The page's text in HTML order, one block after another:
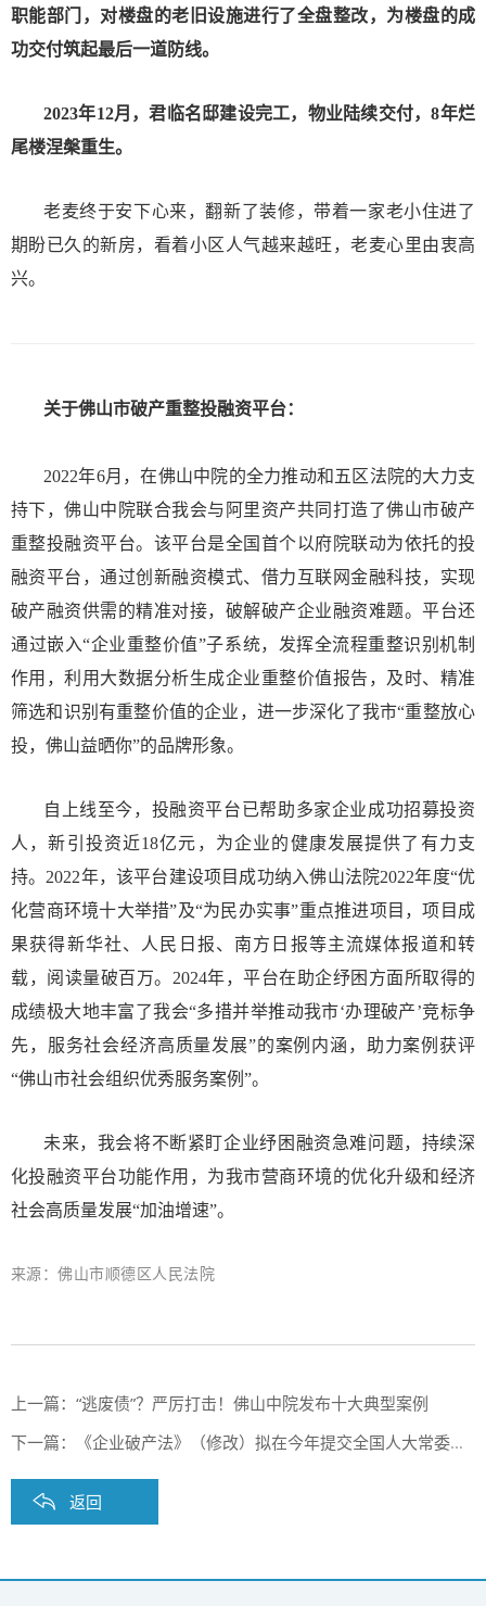
职能部门，对楼盘的老旧设施进行了全盘整改，为楼盘的成
功交付筑起最后一道防线。
2023年12月，君临名邸建设完工，物业陆续交付，8年烂
尾楼涅槃重生。
老麦终于安下心来，翻新了装修，带着一家老小住进了
期盼已久的新房，看着小区人气越来越旺，老麦心里由衷高
兴。
关于佛山市破产重整投融资平台：
2022年6月，在佛山中院的全力推动和五区法院的大力支
持下，佛山中院联合我会与阿里资产共同打造了佛山市破产
重整投融资平台。该平台是全国首个以府院联动为依托的投
融资平台，通过创新融资模式、借力互联网金融科技，实现
破产融资供需的精准对接，破解破产企业融资难题。平台还
通过嵌入“企业重整价值”子系统，发挥全流程重整识别机制
作用，利用大数据分析生成企业重整价值报告，及时、精准
筛选和识别有重整价值的企业，进一步深化了我市“重整放心
投，佛山益晒你”的品牌形象。
自上线至今，投融资平台已帮助多家企业成功招募投资
人，新引投资近18亿元，为企业的健康发展提供了有力支
持。2022年，该平台建设项目成功纳入佛山法院2022年度“优
化营商环境十大举措”及“为民办实事”重点推进项目，项目成
果获得新华社、人民日报、南方日报等主流媒体报道和转
载，阅读量破百万。2024年，平台在助企纾困方面所取得的
成绩极大地丰富了我会“多措并举推动我市‘办理破产’竞标争
先，服务社会经济高质量发展”的案例内涵，助力案例获评
“佛山市社会组织优秀服务案例”。
未来，我会将不断紧盯企业纾困融资急难问题，持续深
化投融资平台功能作用，为我市营商环境的优化升级和经济
社会高质量发展“加油增速”。
来源：佛山市顺德区人民法院
上一篇： “逃废债”？严厉打击！佛山中院发布十大典型案例
下一篇：
《企业破产法》（修改）拟在今年提交全国人大常委会初次审议
返回